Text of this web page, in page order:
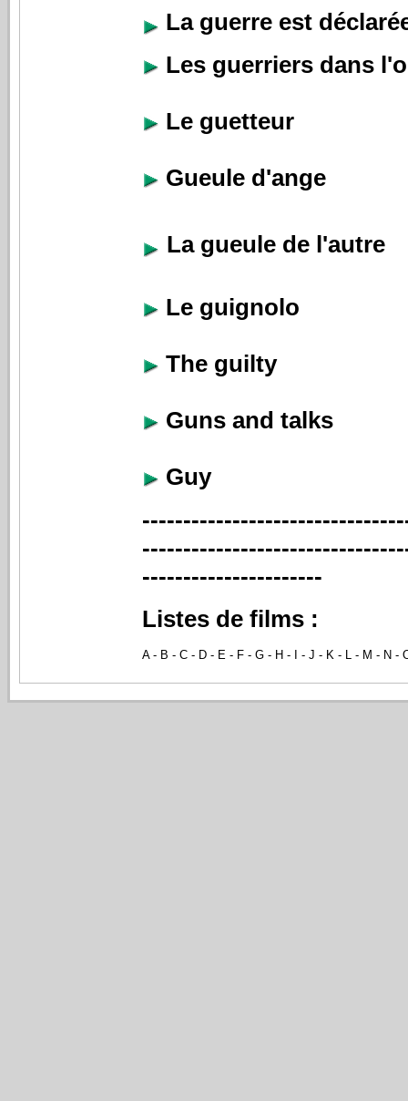
La guerre est
Les guerriers dans
Le guetteur
Gueule d'ange
La gueule de l'autre
Le guignolo
The guilty
Guns and talks
Guy
----------------------
Listes de films :
A- B - C- D- E- F- G- H - - J - K- L- M - N -